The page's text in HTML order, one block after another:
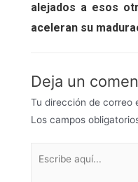
alejados a esos
aceleran su
Deja un
Tu dirección de correo
Los campos